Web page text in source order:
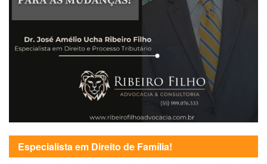
Especialista em Direito de Família!